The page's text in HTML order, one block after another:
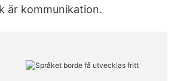
är kommunikation.